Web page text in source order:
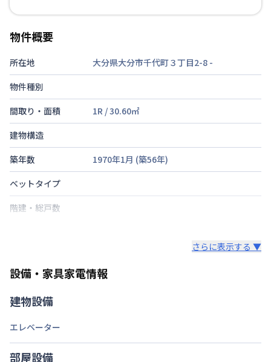
物件概要
所在地 大分県大分市千代町３丁目2-8 -
物件種別
間取り・面積
1R /30.60㎡
建物構造
築年数
1970年1月 (築56年)
ベットタイプ
階建・総戸数
禁煙・喫煙
交通
定員
駐車場
さらに表示する ▼
設備・家具家電情報
建物設備
エレベーター
部屋設備